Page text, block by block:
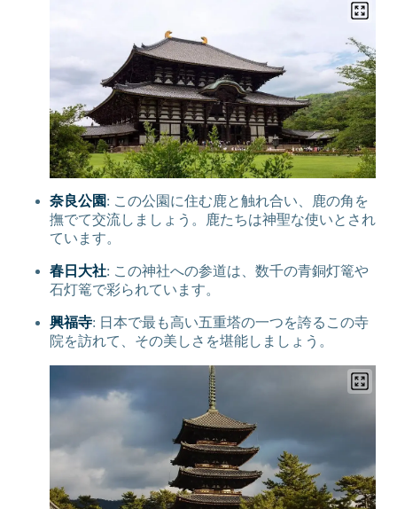
奈良公園: この公園に住む鹿と触れ合い、鹿の角を
撫でて交流しましょう。鹿たちは神聖な使いとされ
ています。
春日大社: この神社への参道は、数千の青銅灯篭や
石灯篭で彩られています。
興福寺: 日本で最も高い五重塔の一つを誇るこの寺
院を訪れて、その美しさを堪能しましょう。